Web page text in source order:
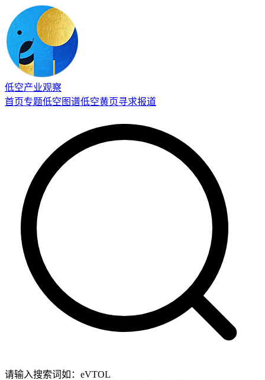
低空产业观察
首页专题低空图谱低空黄页寻求报道
请输入搜索词如：eVTOL